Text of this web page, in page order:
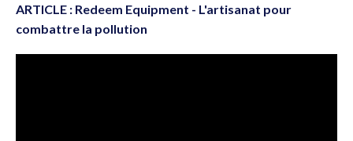
ARTICLE : Redeem Equipment - L'artisanat pour
combattre la pollution